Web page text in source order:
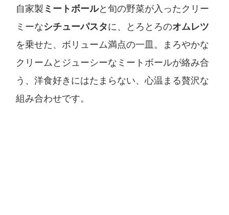
自家製 ミートボールと旬の野菜が入ったクリー
ミーなシチューパスタに、とろとろのオムレツ
を乗せた、ボリューム満点の一皿。まろやかな
クリームとジューシーなミートボールが絡み合
う、洋食好きにはたまらない、心温まる贅沢な
組み合わせです。